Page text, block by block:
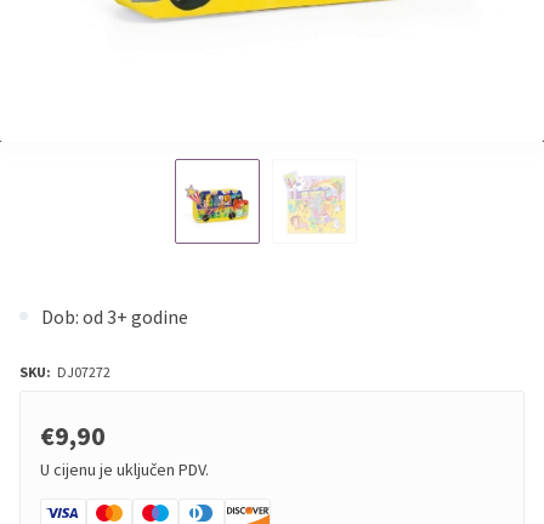
Dob: od 3+ godine
SKU: DJ07272
€9,90
U cijenu je uključen PDV.